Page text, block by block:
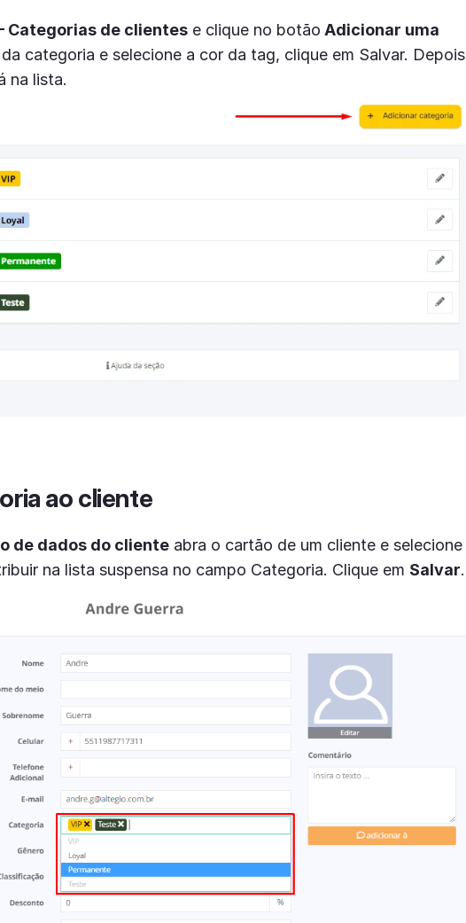
Categorias de clientes e clique no botão Adicionar uma
categoria e selecione a cor da tag, clique em Salvar. Depois
na lista.
ao cliente
de dados do cliente abra o cartão de um cliente e selecione
na lista suspensa no campo Categoria. Clique em Salvar.